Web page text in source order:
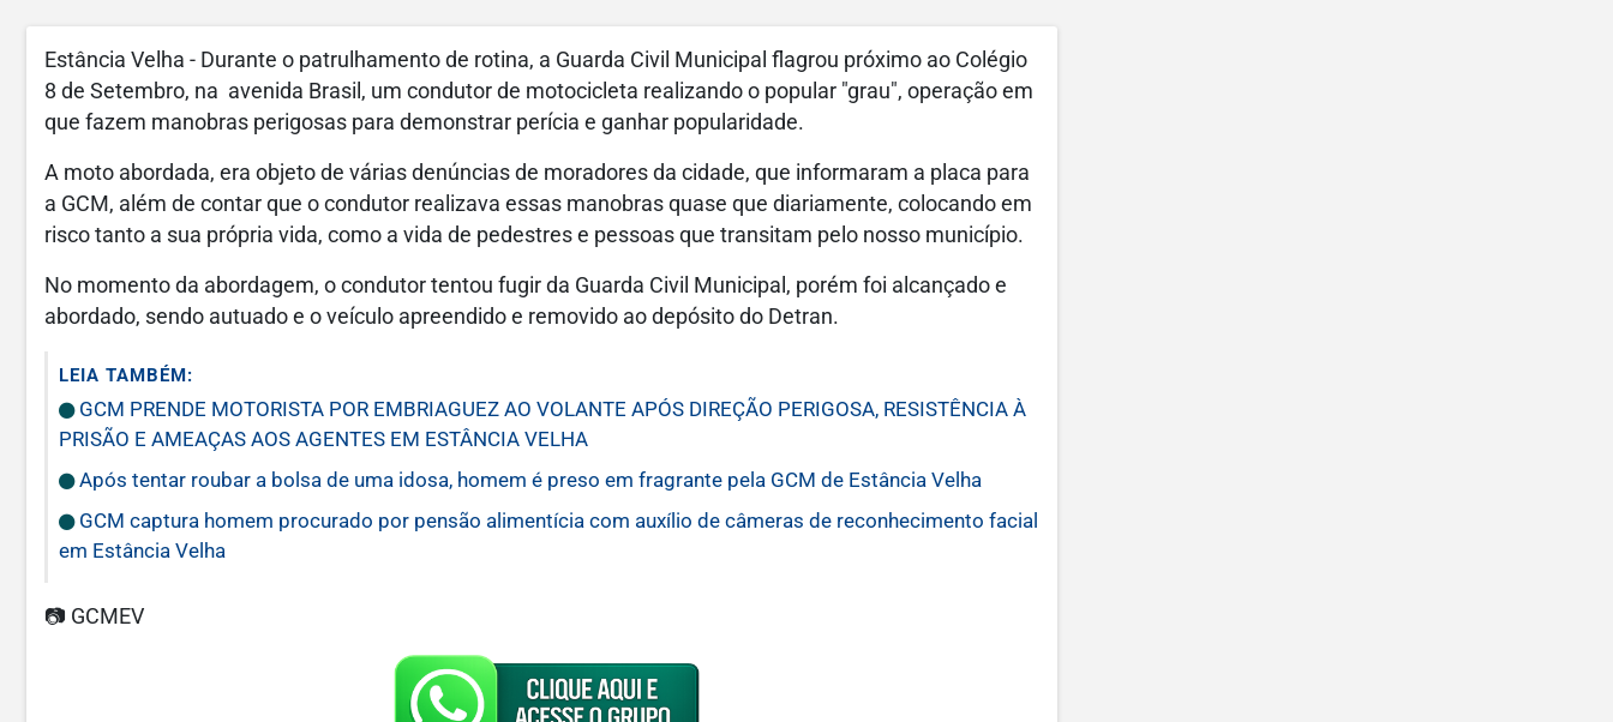
Estância Velha - Durante o patrulhamento de rotina, a Guarda Civil Municipal flagrou próximo ao Colégio
8 de Setembro, na avenida Brasil, um condutor de motocicleta realizando o popular "grau", operação em
que fazem manobras perigosas para demonstrar perícia e ganhar popularidade.
A moto abordada, era objeto de várias denúncias de moradores da cidade, que informaram a placa para
a GCM, além de contar que o condutor realizava essas manobras quase que diariamente, colocando em
risco tanto a sua própria vida, como a vida de pedestres e pessoas que transitam pelo nosso município.
No momento da abordagem, o condutor tentou fugir da Guarda Civil Municipal, porém foi alcançado e
abordado, sendo autuado e o veículo apreendido e removido ao depósito do Detran.
LEIA TAMBÉM:
GCM PRENDE MOTORISTA POR EMBRIAGUEZ AO VOLANTE APÓS DIREÇÃO PERIGOSA, RESISTÊNCIA À
PRISÃO E AMEAÇAS AOS AGENTES EM ESTÂNCIA VELHA
Após tentar roubar a bolsa de uma idosa, homem é preso em fragrante pela GCM de Estância Velha
GCM captura homem procurado por pensão alimentícia com auxílio de câmeras de reconhecimento facial
em Estância Velha
📷 GCMEV